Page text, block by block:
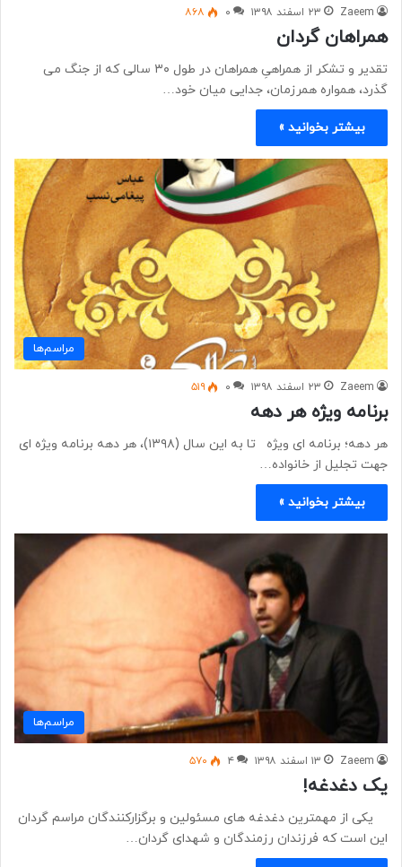
Zaeem ۲۳ اسفند ۱۳۹۸ ۰ ۸۶۸
همراهان گردان
تقدیر و تشکر از همراهیِ همراهان در طول ۳۰ سالی که از جنگ می
گذرد، همواره همرزمان، جدایی میان خود…
بیشتر بخوانید »
مراسم‌ها
Zaeem ۲۳ اسفند ۱۳۹۸ ۰ ۵۱۹
برنامه ویژه هر دهه
هر دهه؛ برنامه ای ویژه تا به این سال (۱۳۹۸)، هر دهه برنامه ویژه ای
جهت تجلیل از خانواده…
بیشتر بخوانید »
مراسم‌ها
Zaeem ۱۳ اسفند ۱۳۹۸ ۴ ۵۷۰
یک دغدغه!
یکی از مهمترین دغدغه های مسئولین و برگزارکنندگان مراسم گردان
این است که فرزندان رزمندگان و شهدای گردان…